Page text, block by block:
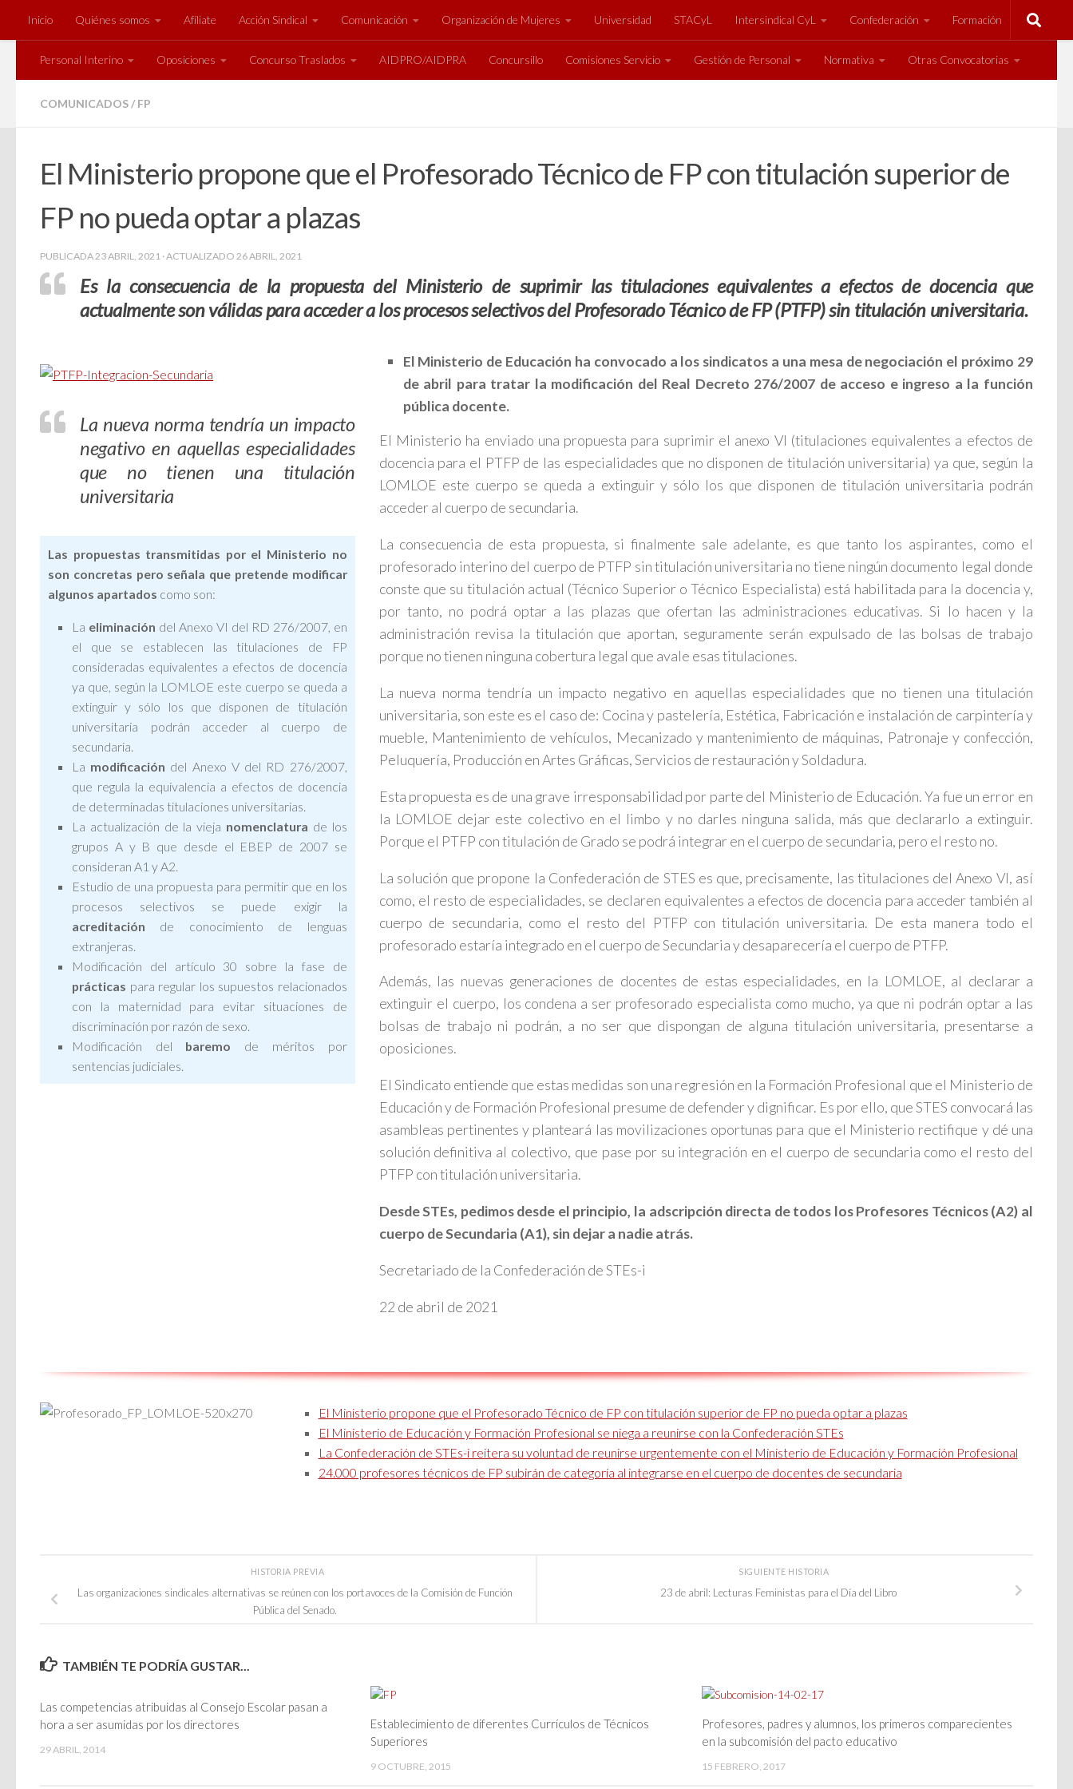
Saltar al contenido
Inicio Quiénes somos Afíliate Acción Sindical Comunicación Organización de Mujeres Universidad STACyL Intersindical CyL Confederación Formación
Personal Interino Oposiciones Concurso Traslados AIDPRO/AIDPRA Concursillo Comisiones Servicio Gestión de Personal Normativa Otras Convocatorias
COMUNICADOS/ FP
El Ministerio propone que el Profesorado Técnico de FP con titulación superior de
FP no pueda optar a plazas
PUBLICADA23 ABRIL, 2021 · ACTUALIZADO 26 ABRIL, 2021
Es la consecuencia de la propuesta del Ministerio de suprimir las titulaciones equivalentes a efectos de docencia que
actualmente son válidas para acceder a los procesos selectivos del Profesorado Técnico de FP (PTFP) sin titulación universitaria.
La nueva norma tendría un impacto
negativo en aquellas especialidades
que no tienen una titulación
universitaria
Las propuestas transmitidas por el Ministerio no
son concretas pero señala que pretende modificar
algunos apartados como son:
La eliminación del Anexo VI del RD 276/2007, en
el que se establecen las titulaciones de FP
consideradas equivalentes a efectos de docencia
ya que, según la LOMLOE este cuerpo se queda a
extinguir y sólo los que disponen de titulación
universitaria podrán acceder al cuerpo de
secundaria.
La modificación del Anexo V del RD 276/2007,
que regula la equivalencia a efectos de docencia
de determinadas titulaciones universitarias.
La actualización de la vieja nomenclatura de los
grupos A y B que desde el EBEP de 2007 se
consideran A1 y A2.
Estudio de una propuesta para permitir que en los
procesos selectivos se puede exigir la
acreditación de conocimiento de lenguas
extranjeras.
Modificación del artículo 30 sobre la fase de
prácticas para regular los supuestos relacionados
con la maternidad para evitar situaciones de
discriminación por razón de sexo.
Modificación del baremo de méritos por
sentencias judiciales.
El Ministerio de Educación ha convocado a los sindicatos a una mesa de negociación el próximo 29
de abril para tratar la modificación del Real Decreto 276/2007 de acceso e ingreso a la función
pública docente.
El Ministerio ha enviado una propuesta para suprimir el anexo VI (titulaciones equivalentes a efectos de
docencia para el PTFP de las especialidades que no disponen de titulación universitaria) ya que, según la
LOMLOE este cuerpo se queda a extinguir y sólo los que disponen de titulación universitaria podrán
acceder al cuerpo de secundaria.
La consecuencia de esta propuesta, si finalmente sale adelante, es que tanto los aspirantes, como el
profesorado interino del cuerpo de PTFP sin titulación universitaria no tiene ningún documento legal donde
conste que su titulación actual (Técnico Superior o Técnico Especialista) está habilitada para la docencia y,
por tanto, no podrá optar a las plazas que ofertan las administraciones educativas. Si lo hacen y la
administración revisa la titulación que aportan, seguramente serán expulsado de las bolsas de trabajo
porque no tienen ninguna cobertura legal que avale esas titulaciones.
La nueva norma tendría un impacto negativo en aquellas especialidades que no tienen una titulación
universitaria, son este es el caso de: Cocina y pastelería, Estética, Fabricación e instalación de carpintería y
mueble, Mantenimiento de vehículos, Mecanizado y mantenimiento de máquinas, Patronaje y confección,
Peluquería, Producción en Artes Gráficas, Servicios de restauración y Soldadura.
Esta propuesta es de una grave irresponsabilidad por parte del Ministerio de Educación. Ya fue un error en
la LOMLOE dejar este colectivo en el limbo y no darles ninguna salida, más que declararlo a extinguir.
Porque el PTFP con titulación de Grado se podrá integrar en el cuerpo de secundaria, pero el resto no.
La solución que propone la Confederación de STES es que, precisamente, las titulaciones del Anexo VI, así
como, el resto de especialidades, se declaren equivalentes a efectos de docencia para acceder también al
cuerpo de secundaria, como el resto del PTFP con titulación universitaria. De esta manera todo el
profesorado estaría integrado en el cuerpo de Secundaria y desaparecería el cuerpo de PTFP.
Además, las nuevas generaciones de docentes de estas especialidades, en la LOMLOE, al declarar a
extinguir el cuerpo, los condena a ser profesorado especialista como mucho, ya que ni podrán optar a las
bolsas de trabajo ni podrán, a no ser que dispongan de alguna titulación universitaria, presentarse a
oposiciones.
El Sindicato entiende que estas medidas son una regresión en la Formación Profesional que el Ministerio de
Educación y de Formación Profesional presume de defender y dignificar. Es por ello, que STES convocará las
asambleas pertinentes y planteará las movilizaciones oportunas para que el Ministerio rectifique y dé una
solución definitiva al colectivo, que pase por su integración en el cuerpo de secundaria como el resto del
PTFP con titulación universitaria.
Desde STEs, pedimos desde el principio, la adscripción directa de todos los Profesores Técnicos (A2) al
cuerpo de Secundaria (A1), sin dejar a nadie atrás.
Secretariado de la Confederación de STEs-i
22 de abril de 2021
El Ministerio propone que el Profesorado Técnico de FP con titulación superior de FP no pueda optar a plazas
El Ministerio de Educación y Formación Profesional se niega a reunirse con la Confederación STEs
La Confederación de STEs-i reitera su voluntad de reunirse urgentemente con el Ministerio de Educación y Formación Profesional
24.000 profesores técnicos de FP subirán de categoría al integrarse en el cuerpo de docentes de secundaria
SIGUIENTE HISTORIA
23 de abril: Lecturas Feministas para el Día del Libro
HISTORIA PREVIA
Las organizaciones sindicales alternativas se reúnen con los portavoces de la Comisión de Función
Pública del Senado.
TAMBIÉN TE PODRÍA GUSTAR...
Las competencias atribuidas al Consejo Escolar pasan a
hora a ser asumidas por los directores
29 ABRIL, 2014
Establecimiento de diferentes Currículos de Técnicos
Superiores
9 OCTUBRE, 2015
Profesores, padres y alumnos, los primeros comparecientes
en la subcomisión del pacto educativo
15 FEBRERO, 2017